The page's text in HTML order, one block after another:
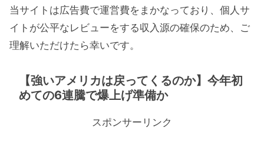
当サイトは広告費で運営費をまかなっており、個人サ
イトが公平なレビューをする収入源の確保のため、ご
理解いただけたら幸いです。
【強いアメリカは戻ってくるのか】今年初
めての6連騰で爆上げ準備か
スポンサーリンク